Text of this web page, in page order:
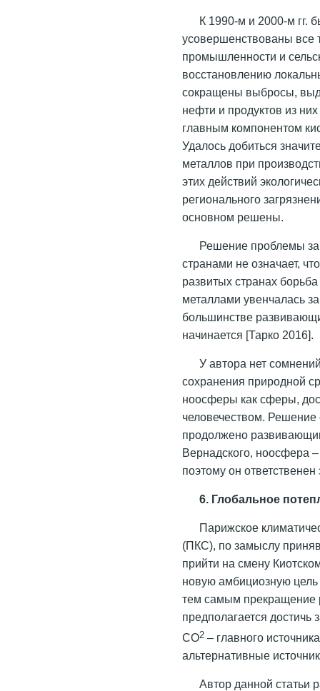
К 1990-м и 2000-м гг.
усовершенствованы все
промышленности и
восстановлению
сокращены выбросы,
нефти и продуктов из
главным компонентом
Удалось добиться
металлов при
этих действий
регионального
основном решены.
Решение проблемы
странами не означает,
развитых странах
металлами увенчалась
большинстве
начинается [Тарко 2016].
У автора нет
сохранения природной
ноосферы как сферы,
человечеством.
продолжено
Вернадского, ноосфера
поэтому он
6. Глобальное
Парижское
(ПКС), по замыслу
прийти на смену
новую амбициозную
тем самым прекращение
предполагается
СО2 – главного
альтернативные
Автор данной статьи